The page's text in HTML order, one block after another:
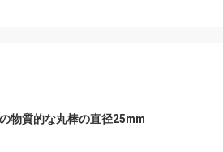
物質的な丸棒の直径25mm